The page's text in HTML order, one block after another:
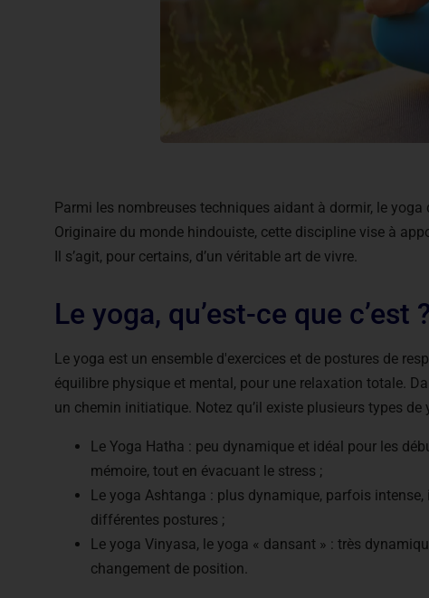
Parmi les nombreuses techniques aidant à dormir, le
Originaire du monde hindouiste, cette discipline vise à
Il s’agit, pour certains, d’un véritable art de vivre.
Le yoga, qu’est-ce que c’est ?
Le yoga est un ensemble d'exercices et de postures de
équilibre physique et mental, pour une relaxation totale.
un chemin initiatique. Notez qu’il existe plusieurs types de
Le Yoga Hatha : peu dynamique et idéal pour les
mémoire, tout en évacuant le stress ;
Le yoga Ashtanga : plus dynamique, parfois
différentes postures ;
Le yoga Vinyasa, le yoga « dansant » : très
changement de position.